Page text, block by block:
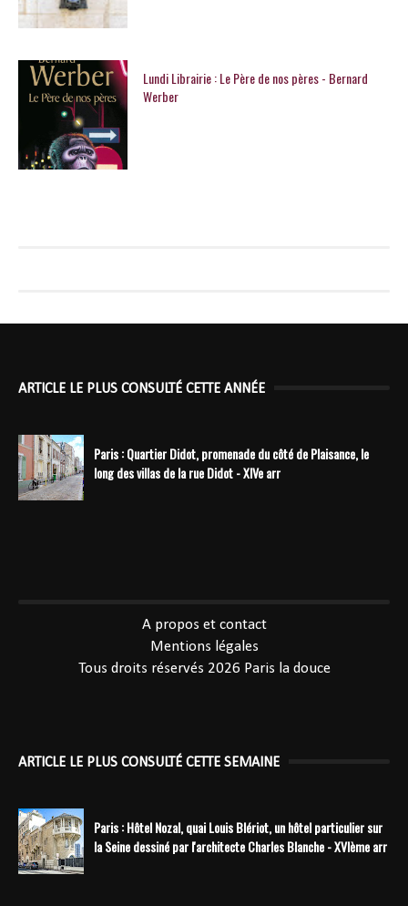
Lundi Librairie : Le Père de nos pères - Bernard
Werber
ARTICLE LE PLUS CONSULTÉ CETTE ANNÉE
Paris : Quartier Didot, promenade du côté de Plaisance, le
long des villas de la rue Didot - XIVe arr
A propos et contact
Mentions légales
Tous droits réservés 2026 Paris la douce
ARTICLE LE PLUS CONSULTÉ CETTE SEMAINE
Paris : Hôtel Nozal, quai Louis Blériot, un hôtel particulier sur
la Seine dessiné par l'architecte Charles Blanche - XVIème arr